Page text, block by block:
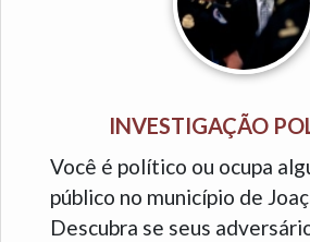
INVESTIGAÇÃO
Você é político ou ocupa
público no município de
Descubra se seus